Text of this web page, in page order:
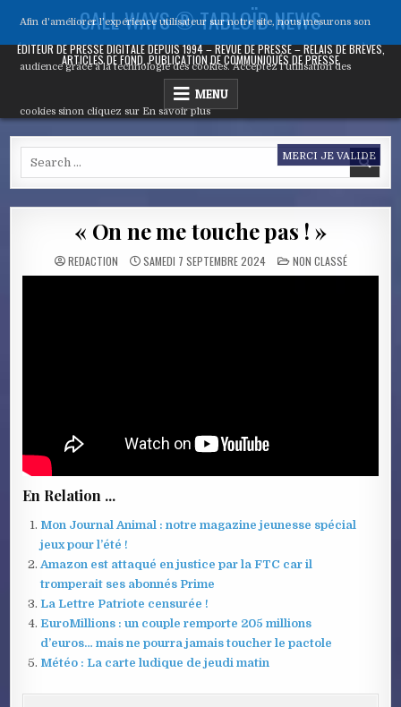
content
CALL WAYS ® TABLOÏD NEWS
ÉDITEUR DE PRESSE DIGITALE DEPUIS 1994 – REVUE DE PRESSE – RELAIS DE BRÈVES,
ARTICLES DE FOND, PUBLICATION DE COMMUNIQUÉS DE PRESSE
MENU
« On ne me touche pas ! »
REDACTION SAMEDI 7 SEPTEMBRE 2024 POSTED
IN
NON CLASSÉ
En Relation ...
Mon Journal Animal : notre magazine jeunesse spécial
jeux pour l’été !
Amazon est attaqué en justice par la FTC car il
tromperait ses abonnés Prime
La Lettre Patriote censurée !
EuroMillions : un couple remporte 205 millions
d’euros… mais ne pourra jamais toucher le pactole
Météo : La carte ludique de jeudi matin
Afin d'améliorer l’expérience utilisateur sur notre site, nous mesurons son
audience grâce à la technologie des cookies. Acceptez l’utilisation des
cookies sinon cliquez sur En savoir plus
MERCI JE VALIDE